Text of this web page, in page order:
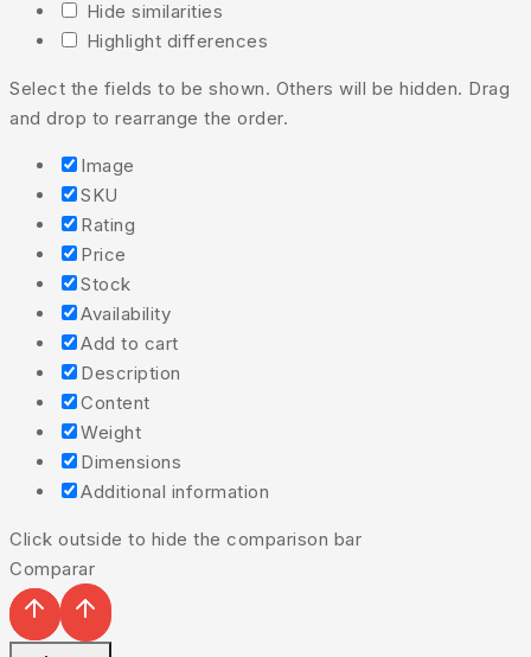
Hide similarities
Highlight differences
Select the fields to be shown. Others will be hidden. Drag
and drop to rearrange the order.
Image
SKU
Rating
Price
Stock
Availability
Add to cart
Description
Content
Weight
Dimensions
Additional information
Click outside to hide the comparison bar
Comparar